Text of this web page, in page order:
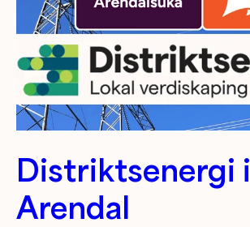
Distriktsenergi i
Arendal